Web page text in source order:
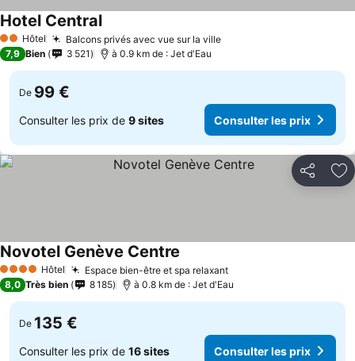
2 Étoiles
Hôtel Balcons privés avec vue sur la ville
Hotel Central
7,9 Bien 3 521 à 0.9 km de : Jet d'Eau
De 99 €
Consulter les prix de 9 sites Consulter les prix
Partager
4 Étoiles Hôtel Espace bien-être et spa relaxant
Novotel Genève Centre
8,0 Très bien 8 185 à 0.8 km de : Jet d'Eau
De 135 €
Consulter les prix de 16 sites Consulter les prix